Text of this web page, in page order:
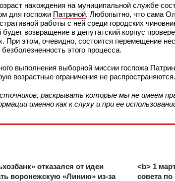
нахождения на муниципальной службе
для госпожи Патриной. Любопытно, что сама
работы с ней среди городских
возвращение в депутатский корпус
При этом, очевидно, состоится перемещение
этого процесса.
выполнения выборной миссии госпожа
возрастные ограничения не распространяются.
раскрывать которые мы не имеем
именно как к слуху и при ее
отказался от идеи
воронежскую «Линию» из-за
<b> 1
совета